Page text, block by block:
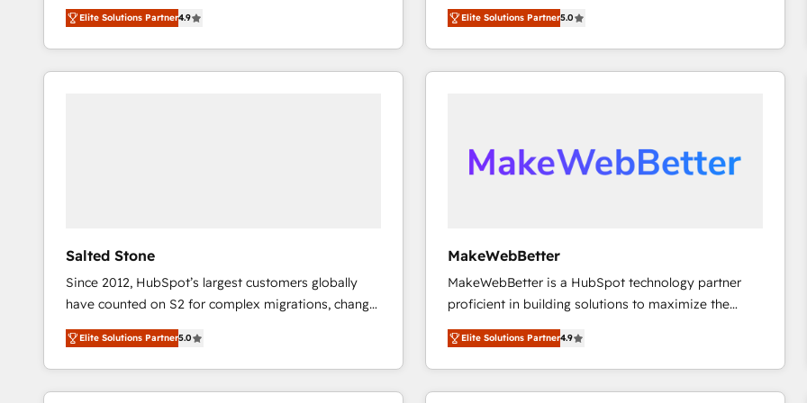
HubSpot大百科 出版 CRM・AI活用に関するご相談、現
HubSpot’s only Elite Partner with all 8 Accreditations
and a 3× Partner of the Year, New Breed turns
HubSpot into your engine for measurable, durable
growth.
North America. Avec plus de 115 experts en
marketing automation, Growth, Revops, CRM et
webdesign. Markentive is both a consulting firm, a
digital agency and an integrator. With over 115
Elite Solutions Partner4.9
growth. As a triple-accredited HubSpot Solutions
Partner, we specialize in both strategic RevOps
planning and hands-on technical execution - building
the operational foundation companies need to
we help: ✔️ Full HubSpot implementations and portal
optimization ✔️ Data migrations, CRM architecture,
based engagements and ongoing RevOps
partnerships, we guide organizations through the
revenue maturity model - delivering the right
improvements at the right time so operations
evolve strategically and sustainably as the business
grows.
Elite Solutions Partner5.0
Salted Stone
Since 2012, HubSpot’s largest customers globally
have counted on S2 for complex migrations, change
management, systems integration, and creative
solutions that deliver measurable impact and
transform brand experiences As one of the few full-
service creative agencies in the HubSpot
Elite Solutions Partner5.0
MakeWebBetter
MakeWebBetter is a HubSpot technology partner
proficient in building solutions to maximize the
operational efficiency of HubSpot. The fastest-
growing tech-enabler & facilitator, MakeWebBetter,
hands you the blend of HubSpot expertise &
eminent solutions & integrations. Trust us to
Elite Solutions Partner4.9